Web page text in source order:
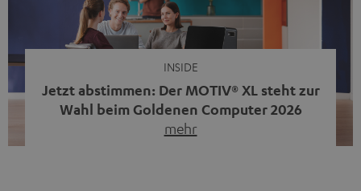
INSIDE
Jetzt abstimmen: Der MOTIV® XL steht zur
Wahl beim Goldenen Computer 2026
mehr